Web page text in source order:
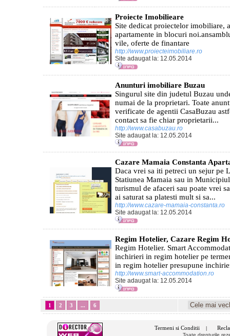
Proiecte Imobilieare
Site dedicat proiectelor imobiliare,
apartamente in blocuri
vile, oferte de finantare
http://www.proiecteimobiliare.ro
Site adaugat la: 12.05.2014
Anunturi imobiliare Buzau
Singurul site din judetul Buzau
numai de la proprietari. Toate
verificate de agentii CasaBuzau
contact sa fie chiar proprietarii...
http://www.casabuzau.ro
Site adaugat la: 12.05.2014
Cazare Mamaia Constanta
Daca vrei sa iti petreci un sejur pe
Statiunea Mamaia sau in
turismul de afaceri sau poate vrei
ai saturat sa platesti mult si sa...
http://www.cazare-mamaia-constanta.ro
Site adaugat la: 12.05.2014
Regim Hotelier, Cazare Regim
Regim Hotelier. Smart
inchirieri in regim hotelier pe
in regim hotelier presupune
http://www.smart-accommodation.ro
Site adaugat la: 12.05.2014
1 2 3 ... 6
Termeni si Conditii
Toate drepturile